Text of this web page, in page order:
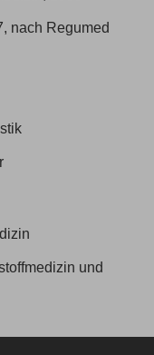
nach Regumed
und